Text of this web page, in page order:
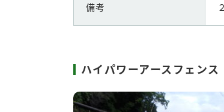
備考
ハイパワーアースフェン